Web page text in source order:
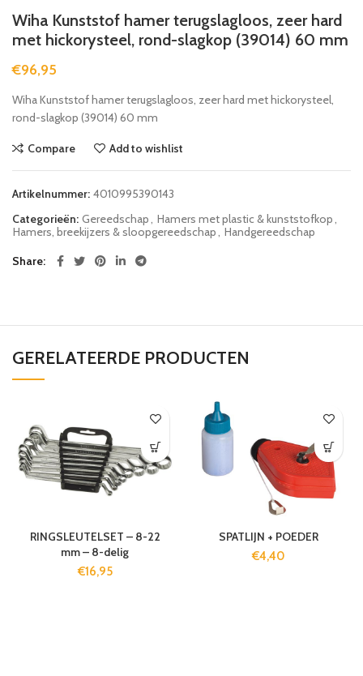
Wiha Kunststof hamer terugslagloos, zeer hard
met hickorysteel, rond-slagkop (39014) 60 mm
€96,95
Wiha Kunststof hamer terugslagloos, zeer hard met hickorysteel,
rond-slagkop (39014) 60 mm
Compare Add to wishlist
Artikelnummer: 4010995390143
Categorieën: Gereedschap Hamers met plastic & kunststofkop
Hamers, breekijzers & sloopgereedschap
Handgereedschap
Share
GERELATEERDE PRODUCTEN
RINGSLEUTELSET – 8-22
mm – 8-delig
€16,95
SPATLIJN + POEDER
€4,40